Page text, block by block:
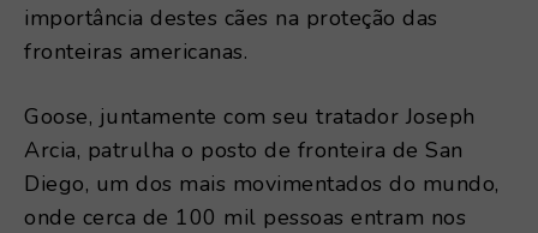
importância destes cães na proteção das
fronteiras americanas.
Goose, juntamente com seu tratador Joseph
Arcia, patrulha o posto de fronteira de San
Diego, um dos mais movimentados do mundo,
onde cerca de 100 mil pessoas entram nos